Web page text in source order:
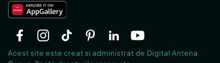
Acest site este creat si administrat de Digital Antena